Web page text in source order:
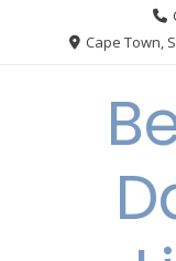
Cape Town,